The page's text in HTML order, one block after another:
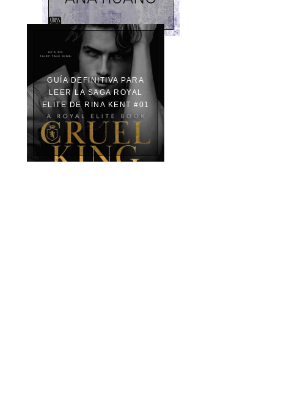
GUÍA DEFINITIVA PARA
LEER LA SAGA ROYAL
ELITE DE RINA KENT #01